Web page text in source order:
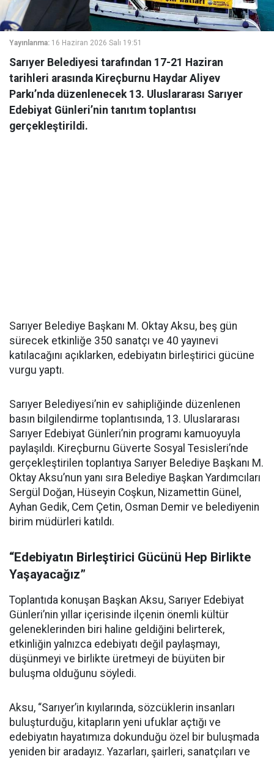
Yayınlanma: 16 Haziran 2026 Salı 19:51
Sarıyer Belediyesi tarafından 17-21 Haziran
tarihleri arasında Kireçburnu Haydar Aliyev
Parkı’nda düzenlenecek 13. Uluslararası Sarıyer
Edebiyat Günleri’nin tanıtım toplantısı
gerçekleştirildi.
Sarıyer Belediye Başkanı M. Oktay Aksu, beş gün
sürecek etkinliğe 350 sanatçı ve 40 yayınevi
katılacağını açıklarken, edebiyatın birleştirici gücüne
vurgu yaptı.
Sarıyer Belediyesi’nin ev sahipliğinde düzenlenen
basın bilgilendirme toplantısında, 13. Uluslararası
Sarıyer Edebiyat Günleri’nin programı kamuoyuyla
paylaşıldı. Kireçburnu Güverte Sosyal Tesisleri’nde
gerçekleştirilen toplantıya Sarıyer Belediye Başkanı M.
Oktay Aksu’nun yanı sıra Belediye Başkan Yardımcıları
Sergül Doğan, Hüseyin Coşkun, Nizamettin Günel,
Ayhan Gedik, Cem Çetin, Osman Demir ve belediyenin
birim müdürleri katıldı.
“Edebiyatın Birleştirici Gücünü Hep Birlikte
Yaşayacağız”
Toplantıda konuşan Başkan Aksu, Sarıyer Edebiyat
Günleri’nin yıllar içerisinde ilçenin önemli kültür
geleneklerinden biri haline geldiğini belirterek,
etkinliğin yalnızca edebiyatı değil paylaşmayı,
düşünmeyi ve birlikte üretmeyi de büyüten bir
buluşma olduğunu söyledi.
Aksu, “Sarıyer’in kıyılarında, sözcüklerin insanları
buluşturduğu, kitapların yeni ufuklar açtığı ve
edebiyatın hayatımıza dokunduğu özel bir buluşmada
yeniden bir aradayız. Yazarları, şairleri, sanatçıları ve